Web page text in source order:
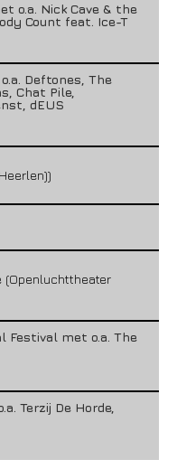
o.a. Nick Cave & the
Count feat. Ice-T
Deftones, The
Chat Pile,
dEUS
(Openluchttheater
Festival met o.a. The
Terzij De Horde,